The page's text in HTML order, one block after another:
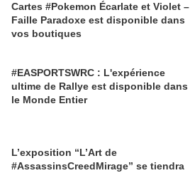
Cartes #Pokemon Écarlate et Violet –
Faille Paradoxe est disponible dans
vos boutiques
#EASPORTSWRC : L'expérience
ultime de Rallye est disponible dans
le Monde Entier
L’exposition “L’Art de
#AssassinsCreedMirage” se tiendra